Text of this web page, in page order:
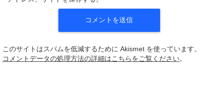
このサイトはスパムを低減するために Akismet を使っています。
コメントデータの処理方法の詳細はこちらをご覧ください。